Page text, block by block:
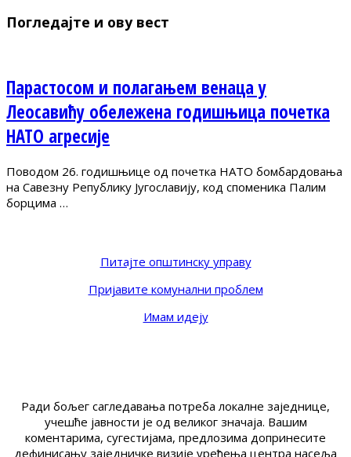
Погледајте и ову вест
Парастосом и полагањем венаца у
Леосавићу обележена годишњица почетка
НАТО агресије
Поводом 26. годишњице од почетка НАТО бомбардовања
на Савезну Републику Југославију, код споменика Палим
борцима …
Питајте општинску управу
Пријавите комунални проблем
Имам идеју
Ради бољег сагледавања потреба локалне заједнице,
учешће јавности је од великог значаја. Вашим
коментарима, сугестијама, предлозима допринесите
дефинисању заједничке визије уређења центра насеља